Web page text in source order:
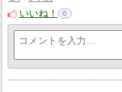
いいね！
0